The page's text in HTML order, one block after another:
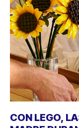
CON LEGO,